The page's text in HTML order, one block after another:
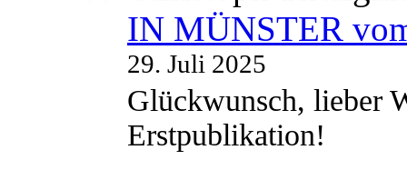
IN MÜNSTER
29. Juli 2025
Glückwunsch, lieber
Erstpublikation!